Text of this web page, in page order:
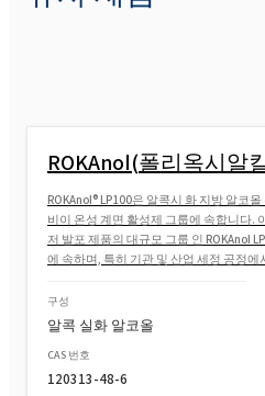
프로폭실화)
ROKAnol(폴리옥시
ROKAnol(폴리옥
테르)
ROKAnol(폴리옥시알
ROKAnol® LP100은 알콕시 화 지방 알코
비이 온성 계면 활성제 그룹에 속합니다.
저 발포 제품의 대규모 그룹 인 ROKAnol
에 속하며, 특히 기관 및 산업 세정 공정에
구성
알콕 실화 알코올
CAS 번호
120313-48-6